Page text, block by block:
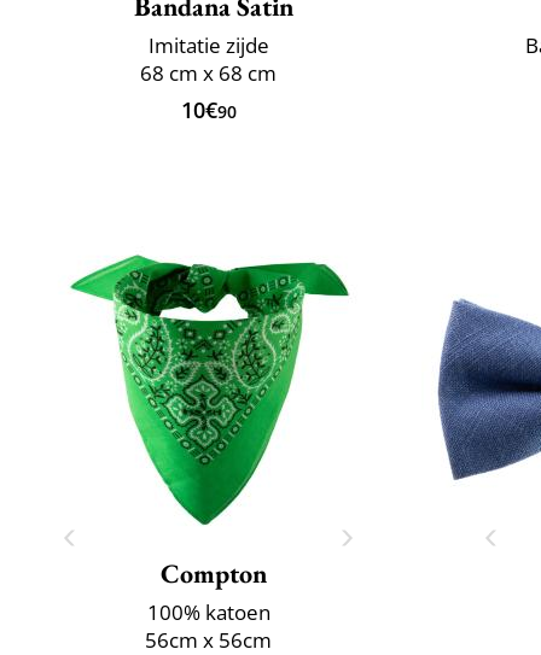
Imitatie zijde
68 cm x 68 cm
10€90
Compton
100% katoen
56cm x 56cm